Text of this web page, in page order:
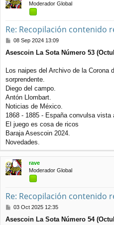
Moderador Global
Re: Recopilación contenido
M
n
a
j
08 Sep 2024 13:09
Asescoin La Sota Número 53
Los naipes del Archivo de la Corona
sorprendente.
Diego del campo.
Antón Llombart.
Noticias de México.
1868 - 1885 - España convulsa vista
El juego es cosa de ricos
Baraja Asescoin 2024.
Novedades.
rave
Moderador Global
Re: Recopilación contenido
M
n
03 Oct 2025 12:35
Asescoin La Sota Número 54